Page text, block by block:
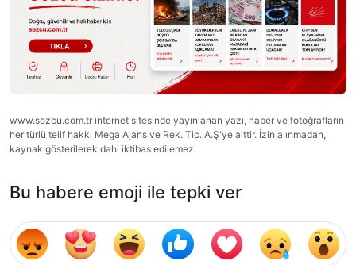
www.sozcu.com.tr internet sitesinde yayınlanan yazı, haber ve fotoğrafların
her türlü telif hakkı Mega Ajans ve Rek. Tic. A.Ş'ye aittir. İzin alınmadan,
kaynak gösterilerek dahi iktibas edilemez.
Bu habere emoji ile tepki ver